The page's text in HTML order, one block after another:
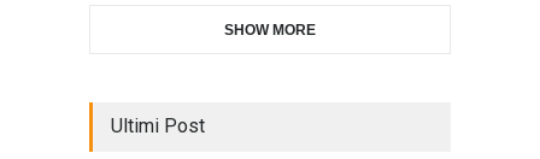
SHOW MORE
Ultimi Post